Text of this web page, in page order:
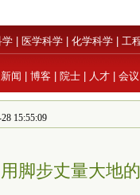
学 医学科学 化学科学 工
新闻 博客 院士 人才 会议
15:55:09
脚步丈量大地